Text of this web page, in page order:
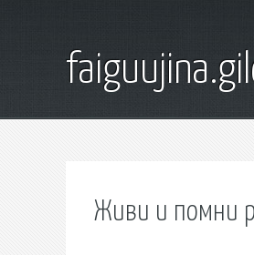
Живи и помни